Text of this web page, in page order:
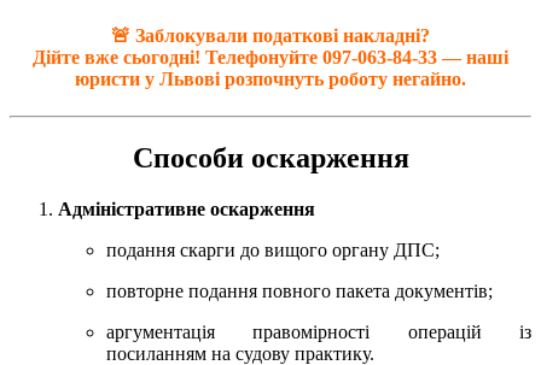
🚨 Заблокували податкові накладні?
Дійте вже сьогодні! Телефонуйте 097-063-84-33— наші
юристи у Львові розпочнуть роботу негайно.
Способи оскарження
Адміністративне оскарження
подання скарги до вищого органу ДПС;
повторне подання повного пакета документів;
аргументація правомірності операцій із
посиланням на судову практику.